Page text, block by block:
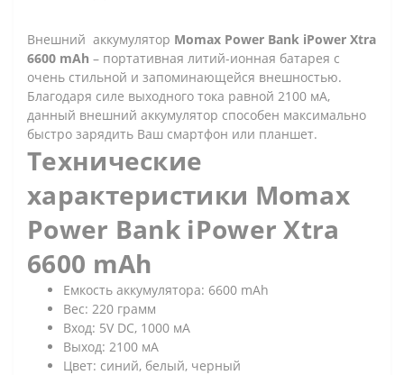
Внешний аккумулятор Momax Power Bank iPower Xtra
6600 mAh – портативная литий-ионная батарея с
очень стильной и запоминающейся внешностью.
Благодаря силе выходного тока равной 2100 мА,
данный внешний аккумулятор способен максимально
быстро зарядить Ваш смартфон или планшет.
Технические
характеристики Momax
Power Bank iPower Xtra
6600 mAh
Емкость аккумулятора: 6600 mAh
Вес: 220 грамм
Вход: 5V DC, 1000 мA
Выход: 2100 мA
Цвет: синий, белый, черный